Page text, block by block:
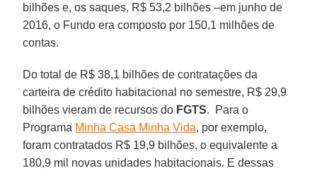
bilhões e, os saques, R$ 53,2 bilhões –em junho de
2016, o Fundo era composto por 150,1 milhões de
contas.
Do total de R$ 38,1 bilhões de contratações da
carteira de crédito habitacional no semestre, R$ 29,9
bilhões vieram de recursos do FGTS. Para o
Programa Minha Casa Minha Vida, por exemplo,
foram contratados R$ 19,9 bilhões, o equivalente a
180,9 mil novas unidades habitacionais. E dessas